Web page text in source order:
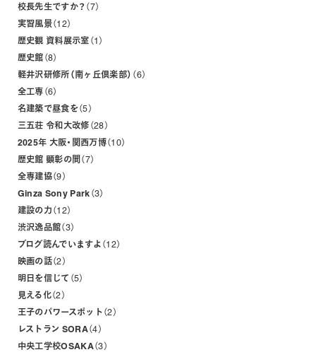
校長先生ですか？
7
実習風景 12
歴史観 資料展示室
1
歴史館 8
軽井沢研修所（南ヶ丘倶楽部）
6
全工専 6
名建築で昼食を
5
三五荘 令和大改修 28
2025年 大阪・関西万博 10
歴史館 顕彰の間
7
全専建協 9
Ginza Sony Park 3
建設の力
12
渋沢逸品館 3
ブログ読んでいますよ
12
映画の話 2
明日を信じて
5
見える化 2
王子のパワースポット
2
レストラン SORA 4
中央工学校OSAKA 3